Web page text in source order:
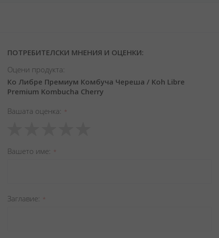
ПОТРЕБИТЕЛСКИ МНЕНИЯ И ОЦЕНКИ:
Оцени продукта:
Ко Либре Премиум Комбуча Череша / Koh Libre
Premium Kombucha Cherry
Вашата оценка
star
stars
stars
stars
stars
Вашето име
Заглавиe